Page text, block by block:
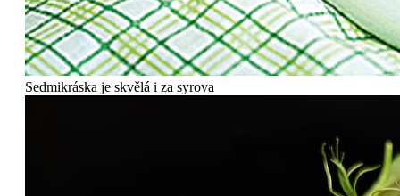
Sedmikráska je skvělá i za syrova